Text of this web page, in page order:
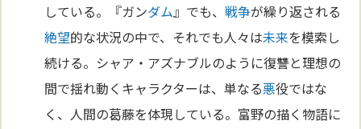
している。『ガンダム』でも、戦争が繰り返される
絶望的な状況の中で、それでも人々は未来を模索し
続ける。シャア・アズナブルのように復讐と理想の
間で揺れ動くキャラクターは、単なる悪役ではな
く、人間の葛藤を体現している。富野の描く物語に